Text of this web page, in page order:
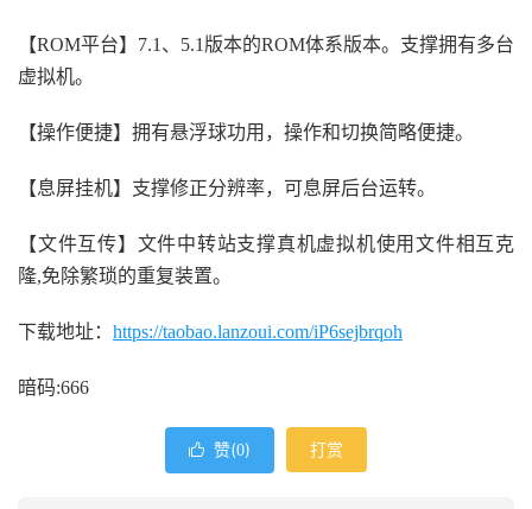
【ROM平台】7.1、5.1版本的ROM体系版本。支撑拥有多台
虚拟机。
【操作便捷】拥有悬浮球功用，操作和切换简略便捷。
【息屏挂机】支撑修正分辨率，可息屏后台运转。
【文件互传】文件中转站支撑真机虚拟机使用文件相互克
隆,免除繁琐的重复装置。
下载地址： https://taobao.lanzoui.com/iP6sejbrqoh
暗码:666
 赞(0) 打赏